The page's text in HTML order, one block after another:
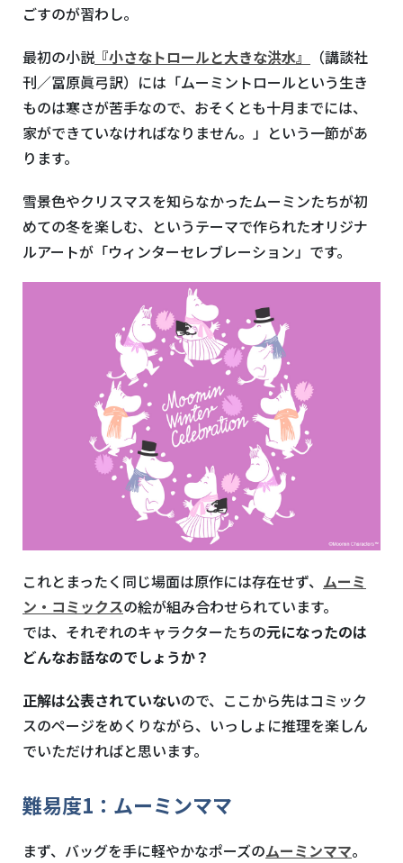
ごすのが習わし。
最初の小説 『小さなトロールと大きな洪水』
（講談社
刊／冨原眞弓訳）には「ムーミントロールという生き
ものは寒さが苦手なので、おそくとも十月までには、
家ができていなければなりません。」という一節があ
ります。
雪景色やクリスマスを知らなかったムーミンたちが初
めての冬を楽しむ、というテーマで作られたオリジナ
ルアートが「ウィンターセレブレーション」です。
これとまったく同じ場面は原作には存在せず、 ムーミ
ン・コミックスの絵が組み合わせられています。
では、それぞれのキャラクターたちの元になったのは
どんなお話なのでしょうか？
正解は公表されていないので、ここから先はコミック
スのページをめくりながら、いっしょに推理を楽しん
でいただければと思います。
難易度1 ：ムーミンママ
まず、バッグを手に軽やかなポーズのムーミンママ。